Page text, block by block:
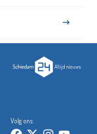
Volg ons: